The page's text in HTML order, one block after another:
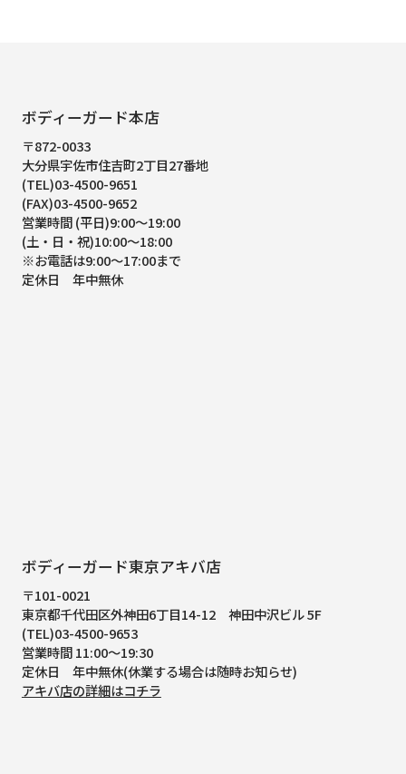
ボディーガード本店
〒872-0033
大分県宇佐市住吉町2丁目27番地
(TEL)03-4500-9651
(FAX)03-4500-9652
営業時間 (平日)9:00～19:00
(土・日・祝)10:00～18:00
※お電話は9:00～17:00まで
定休日 年中無休
ボディーガード東京アキバ店
〒101-0021
東京都千代田区外神田6丁目14-12 神田中沢ビル 5F
(TEL)03-4500-9653
営業時間 11:00～19:30
定休日 年中無休(休業する場合は随時お知らせ)
アキバ店の詳細はコチラ